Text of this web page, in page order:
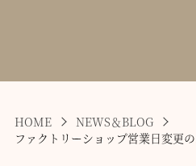
HOME
NEWS＆BLOG
ファクトリーショップ営業日変更